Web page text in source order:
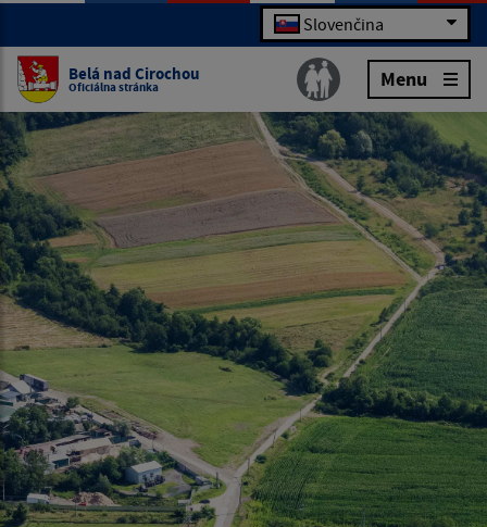
Slovenčina
Belá nad Cirochou
Oficiálna stránka Menu